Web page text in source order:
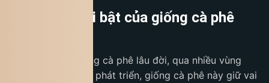
Đặc điểm nổi bật của giống cà phê
Typica là một giống cà phê lâu đời, qua nhiều vùng
trồng và giai đoạn phát triển, giống cà phê này giữ vai